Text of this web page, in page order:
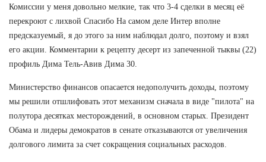
Комиссии у меня довольно мелкие, так что 3-4 сделки в месяц её
перекроют с лихвой Спасибо На самом деле Интер вполне
предсказуемый, я до этого за ним наблюдал долго, поэтому и взял
его акции. Комментарии к рецепту десерт из запеченной тыквы (22)
профиль Дима Тель-Авив Дима 30.
Министерство финансов опасается недополучить доходы, поэтому
мы решили отшлифовать этот механизм сначала в виде "пилота" на
полутора десятках месторождений, в основном старых. Президент
Обама и лидеры демократов в сенате отказываются от увеличения
долгового лимита за счет сокращения социальных расходов.